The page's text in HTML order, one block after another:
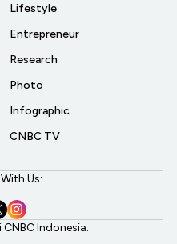
Lifestyle
Entrepreneur
Research
Photo
Infographic
CNBC TV
Us:
Indonesia: